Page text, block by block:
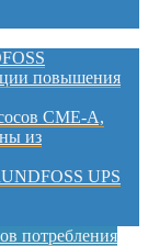
повышения
CME-A,
из
UPS
потребления